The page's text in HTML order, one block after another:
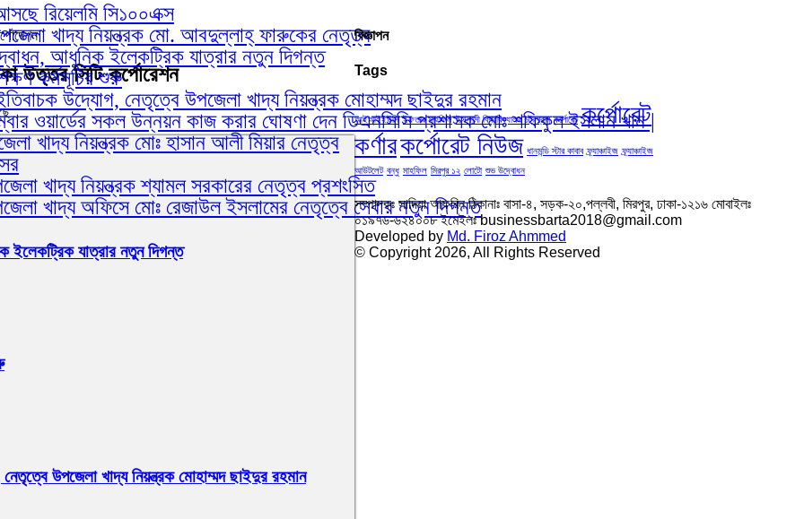
রিয়েলমি সি১০০এক্স
খাদ্য নিয়ন্ত্রক মো. আবদুল্লাহ্ ফারুকের নেতৃত্ব
আধুনিক ইলেকট্রিক যাত্রার নতুন দিগন্ত
কর্মসূচির শুরু
উদ্যোগ, নেতৃত্বে উপজেলা খাদ্য নিয়ন্ত্রক মোহাম্মদ ছাইদুর রহমান
ওয়ার্ডের সকল উন্নয়ন কাজ করার ঘোষণা দেন ডিএনসিসি প্রশাসক মোঃ শফিকুল ইসলাম খান |
খাদ্য নিয়ন্ত্রক মোঃ হাসান আলী মিয়ার নেতৃত্ব
খাদ্য নিয়ন্ত্রক শ্যামল সরকারের নেতৃত্ব প্রশংসিত
খাদ্য অফিসে মোঃ রেজাউল ইসলামের নেতৃত্বে সেবার নতুন দিগন্ত
উত্তর সিটি কর্পোরেশন
যাত্রার নতুন দিগন্ত
উপজেলা খাদ্য নিয়ন্ত্রক মোহাম্মদ ছাইদুর রহমান
বিজ্ঞাপন
Tags
আইআইইউসি ইফতার মাহফিল ইসলামী বিশ্ববিদ্যালয় চট্রগ্রাম কর্পোরেট কর্পোরেট
কর্ণারকর্পোরেট নিউজ ধানমন্ডি স্টার কাবাব ফ্র্যাঞ্চাইজ ফ্র্যাঞ্চাইজ
আউটলেট বন্ধু মাহফিল মিরপুর ১২ লোটো শুভ উদ্বোধন
সম্পাদকঃ সাদিয়া আফরিন ঠিকানাঃ বাসা-৪, সড়ক-২০,পল্লবী, মিরপুর, ঢাকা-১২১৬ মোবাইলঃ
০১৯৭৬-৬২৪০০৮ ইমেইলঃ businessbarta2018@gmail.com
Developed by Md. Firoz Ahmmed
© Copyright 2026, All Rights Reserved